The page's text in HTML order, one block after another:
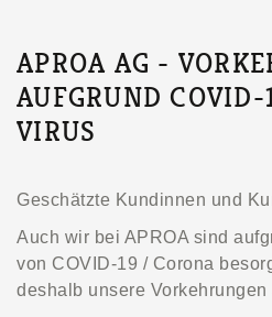
APROA AG -
AUFGRUND
VIRUS
Geschätzte Kundinnen und
Auch wir bei APROA sind
von COVID-19 / Corona
deshalb unsere Vorkehrungen